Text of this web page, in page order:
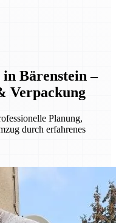
Bärenstein –
Verpackung
Planung,
durch erfahrenes